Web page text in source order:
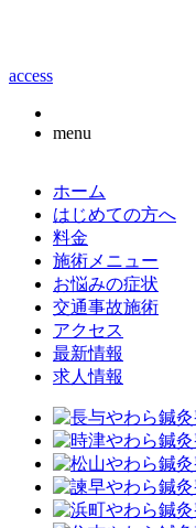
access
menu
ホーム
はじめての方へ
料金
施術メニュー
お悩みの症状
交通事故施術
アクセス
最新情報
求人情報